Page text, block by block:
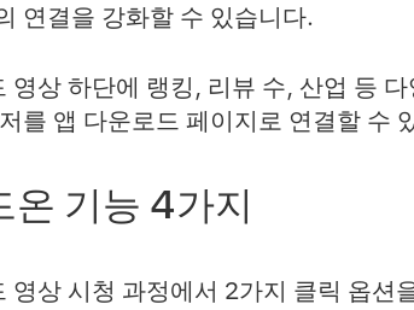
연결을 강화할 수 있습니다.
영상 하단에 랭킹, 리뷰 수, 산업 등
를 앱 다운로드 페이지로 연결할 수
기능 4가지
영상 시청 과정에서 2가지 클릭 옵션